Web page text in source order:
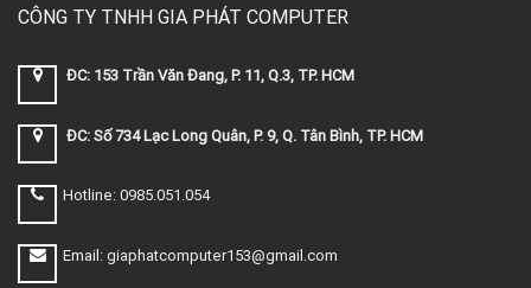
CÔNG TY TNHH GIA PHÁT COMPUTER
ĐC: 153 Trần Văn Đang, P. 11, Q.3, TP. HCM
ĐC: Số 734 Lạc Long Quân, P. 9, Q. Tân Bình, TP. HCM
Hotline: 0985.051.054
Email: giaphatcomputer153@gmail.com